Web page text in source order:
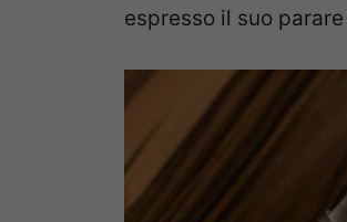
espresso il suo